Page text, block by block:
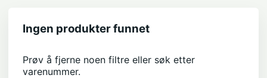
Ingen produkter funnet
Prøv å fjerne noen filtre eller søk etter
varenummer.